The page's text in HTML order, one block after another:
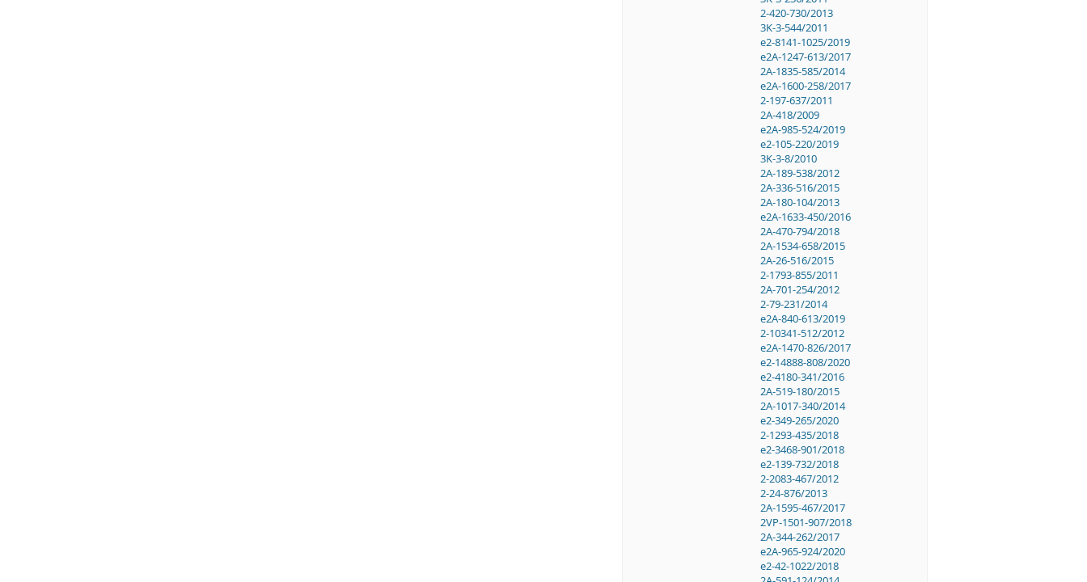
2-420-730/2013
3K-3-544/2011
e2-8141-1025/2019
e2A-1247-613/2017
2A-1835-585/2014
e2A-1600-258/2017
2-197-637/2011
2A-418/2009
e2A-985-524/2019
e2-105-220/2019
3K-3-8/2010
2A-189-538/2012
2A-336-516/2015
2A-180-104/2013
e2A-1633-450/2016
2A-470-794/2018
2A-1534-658/2015
2A-26-516/2015
2-1793-855/2011
2A-701-254/2012
2-79-231/2014
e2A-840-613/2019
2-10341-512/2012
e2A-1470-826/2017
e2-14888-808/2020
e2-4180-341/2016
2A-519-180/2015
2A-1017-340/2014
e2-349-265/2020
2-1293-435/2018
e2-3468-901/2018
e2-139-732/2018
2-2083-467/2012
2-24-876/2013
2A-1595-467/2017
2VP-1501-907/2018
2A-344-262/2017
e2A-965-924/2020
e2-42-1022/2018